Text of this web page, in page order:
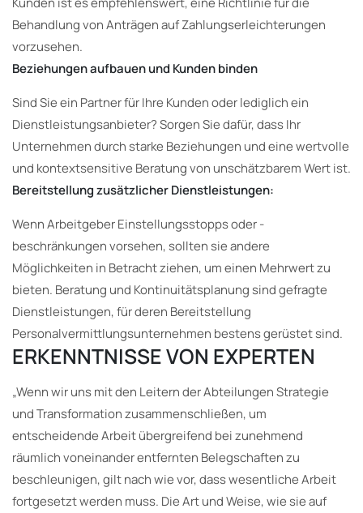
Behandlung von Anträgen auf Zahlungserleichterungen
vorzusehen.
Beziehungen aufbauen und Kunden binden
Sind Sie ein Partner für Ihre Kunden oder lediglich ein
Dienstleistungsanbieter? Sorgen Sie dafür, dass Ihr
Unternehmen durch starke Beziehungen und eine wertvolle
und kontextsensitive Beratung von unschätzbarem Wert ist.
Bereitstellung zusätzlicher Dienstleistungen:
Wenn Arbeitgeber Einstellungsstopps oder -
beschränkungen vorsehen, sollten sie andere
Möglichkeiten in Betracht ziehen, um einen Mehrwert zu
bieten. Beratung und Kontinuitätsplanung sind gefragte
Dienstleistungen, für deren Bereitstellung
Personalvermittlungsunternehmen bestens gerüstet sind.
ERKENNTNISSE VON EXPERTEN
„Wenn wir uns mit den Leitern der Abteilungen Strategie
und Transformation zusammenschließen, um
entscheidende Arbeit übergreifend bei zunehmend
räumlich voneinander entfernten Belegschaften zu
beschleunigen, gilt nach wie vor, dass wesentliche Arbeit
fortgesetzt werden muss. Die Art und Weise, wie sie auf